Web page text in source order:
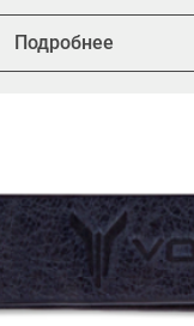
Подробнее